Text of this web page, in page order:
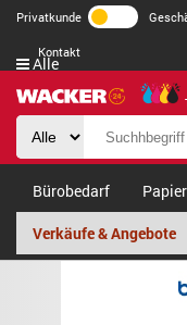
Privatkunde
Kontakt
Alle
Bürobedarf
Verkäufe & Angebote